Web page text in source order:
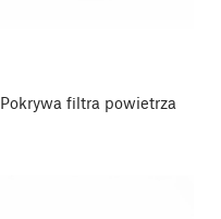
Pokrywa filtra powietrza